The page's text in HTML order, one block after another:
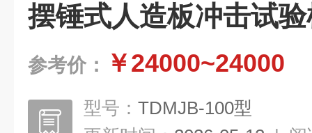
摆锤式人造板冲击试
参考价： ￥24000~24000
型号： TDMJB-100型